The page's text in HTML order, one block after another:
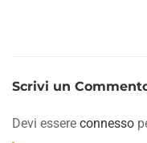
Scrivi un
Devi essere connesso